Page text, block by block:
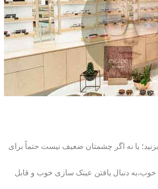
یا نه اگر چشمتان ضعیف نیست حتماً برای
دنبال یافتن عینک سازی خوب و قابل